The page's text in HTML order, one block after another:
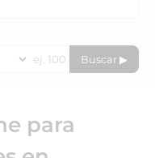
Buscar ▶
para